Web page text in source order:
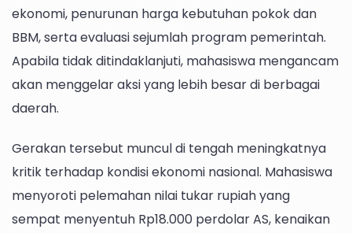
ekonomi, penurunan harga kebutuhan pokok dan
BBM, serta evaluasi sejumlah program pemerintah.
Apabila tidak ditindaklanjuti, mahasiswa mengancam
akan menggelar aksi yang lebih besar di berbagai
daerah.
Gerakan tersebut muncul di tengah meningkatnya
kritik terhadap kondisi ekonomi nasional. Mahasiswa
menyoroti pelemahan nilai tukar rupiah yang
sempat menyentuh Rp18.000 perdolar AS, kenaikan